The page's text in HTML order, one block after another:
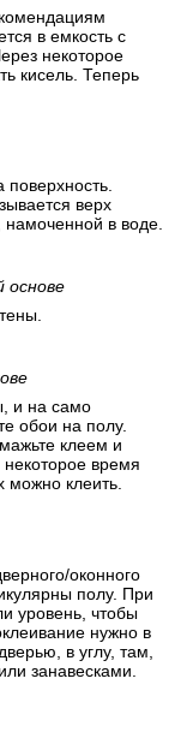
в емкость с
некоторое
кисель. Теперь
верх
намоченной в воде.
основе
и на само
обои на полу.
клеем и
время
можно клеить.
оконного
полу. При
уровень, чтобы
нужно в
в углу, там,
занавесками.